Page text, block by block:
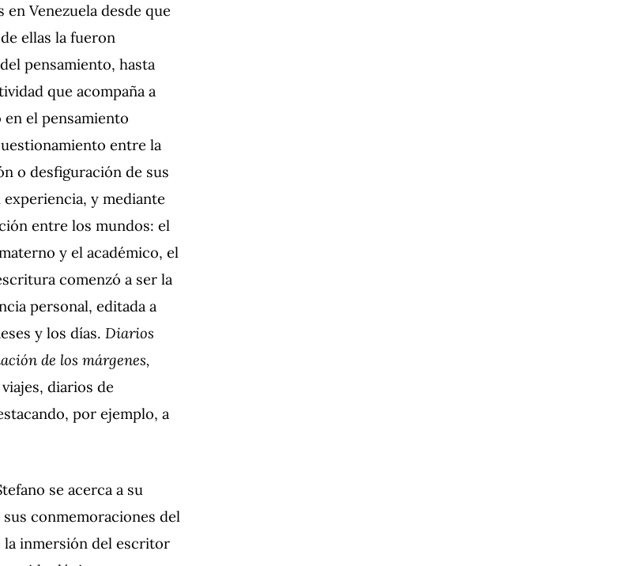
Venezuela desde que
ellas la fueron
pensamiento, hasta
que acompaña a
el pensamiento
entre la
o desfiguración de sus
y mediante
entre los mundos: el
y el académico, el
comenzó a ser la
personal, editada a
y los días. Diarios
de los márgenes,
diarios de
por ejemplo, a
se acerca a su
conmemoraciones del
la inmersión del escritor